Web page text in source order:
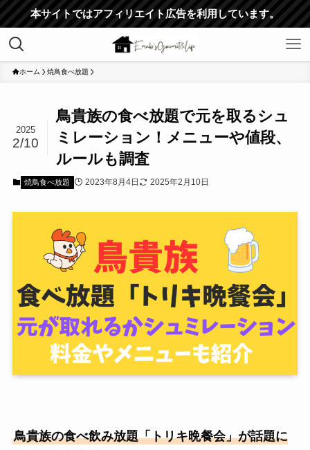
本サイトではアフィリエイト広告を利用しています。
ホーム 焼鳥食べ放題
鳥貴族の食べ放題で元を取るシュ
ミレーション！メニューや値段、
ルールも調査
2025
2/10
焼鳥食べ放題 2023年8月4日 2025年2月10日
鳥貴族の食べ飲み放題「トリキ晩餐会」が話題に